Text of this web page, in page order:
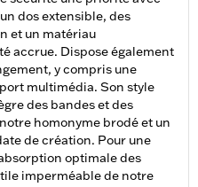
dos extensible, des
et un matériau
accrue. Dispose également
y compris une
multimédia. Son style
des bandes et des
homonyme brodé et un
de création. Pour une
optimale des
imperméable de notre